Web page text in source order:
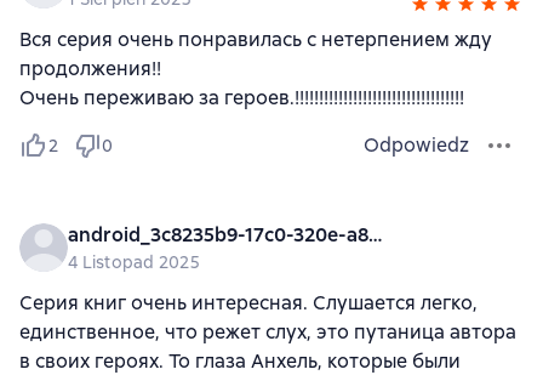
Вся серия очень понравилась с нетерпением жду
продолжения!!
Очень переживаю за героев.!!!!!!!!!!!!!!!!!!!!!!!!!!!!!!!!!!!
2 0 Odpowiedz
android_3c8235b9-17c0-320e-a8ec-8cdcf0a09b2c
4 Listopad 2025
Серия книг очень интересная. Слушается легко,
единственное, что режет слух, это путаница автора
в своих героях. То глаза Анхель, которые были